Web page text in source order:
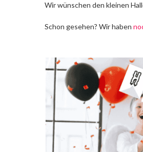
Wir wünschen den kleinen
Schon gesehen? Wir haben